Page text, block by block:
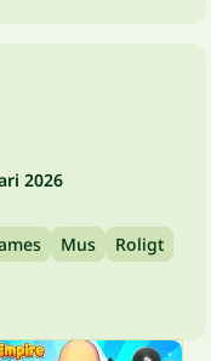
2026
Mus
Roligt